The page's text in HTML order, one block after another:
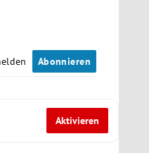
Abonnieren
Aktivieren